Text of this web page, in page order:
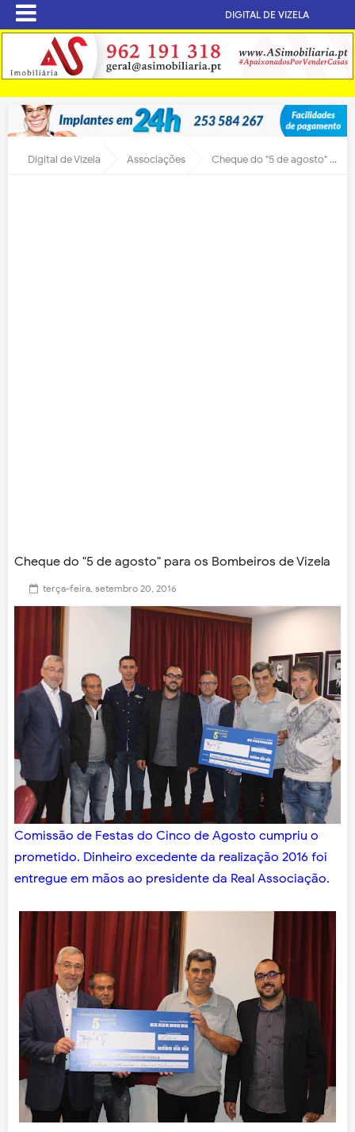
DIGITAL DE VIZELA
Digital de Vizela Associações Cheque do "5 de agosto" para os Bombeiros de Vizela
Cheque do "5 de agosto" para os Bombeiros de Vizela
terça-feira, setembro 20, 2016
Comissão de Festas do Cinco de Agosto cumpriu o
prometido. Dinheiro excedente da realização 2016 foi
entregue em mãos ao presidente da Real Associação.